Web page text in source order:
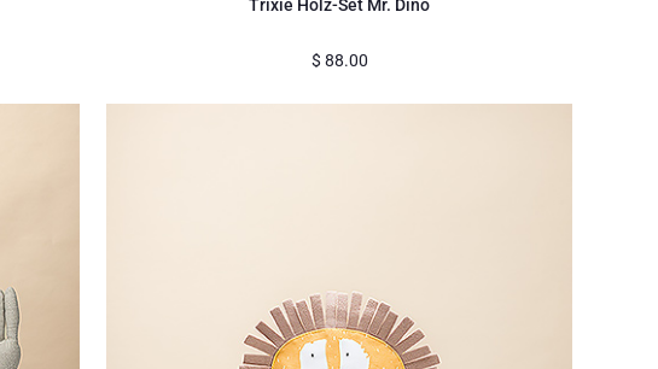
Trixie Holz-Set Mr. Dino
$ 88.00